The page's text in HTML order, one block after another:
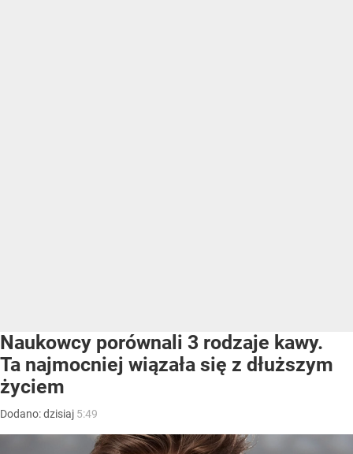
Naukowcy porównali 3 rodzaje kawy.
Ta najmocniej wiązała się z dłuższym
życiem
Dodano:dzisiaj 5:49